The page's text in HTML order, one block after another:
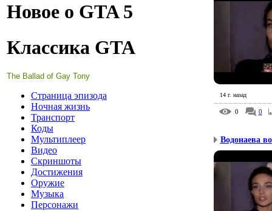
Новое о GTA 5
Классика GTA
The Ballad of Gay Tony
Страница эпизода
Ночная жизнь
Транспорт
Коды
Мультиплеер
Видео
Скриншоты
Достижения
Оружие
Музыка
Персонажи
14 г. назад
0 0
Водонаева